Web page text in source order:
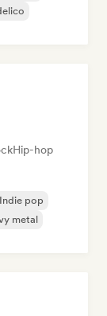
Hip-hop
Indie pop
metal